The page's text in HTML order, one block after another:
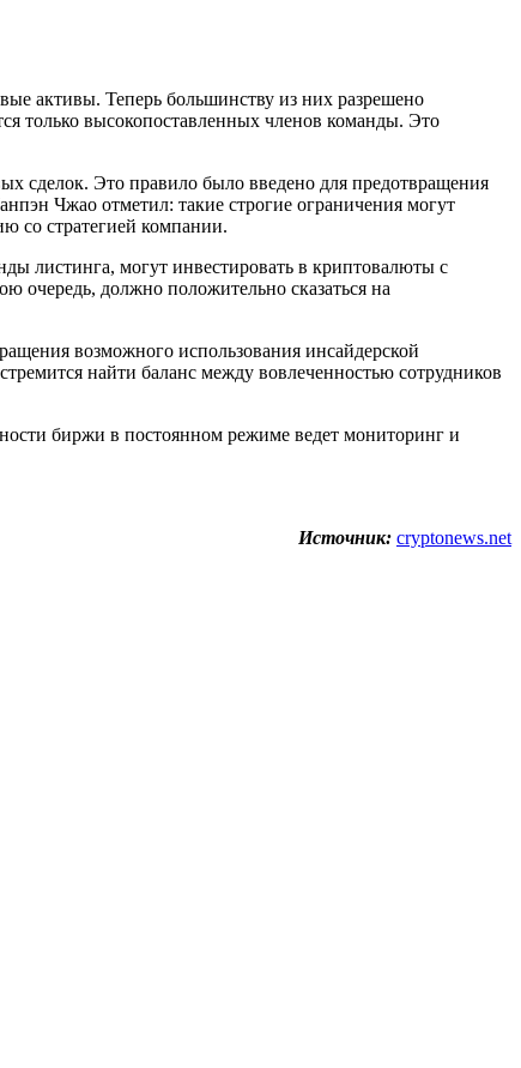
активы. Теперь большинству из них разрешено
только высокопоставленных членов команды. Это
сделок. Это правило было введено для предотвращения
Чжао отметил: такие строгие ограничения могут
со стратегией компании.
листинга, могут инвестировать в криптовалюты с
очередь, должно положительно сказаться на
возможного использования инсайдерской
найти баланс между вовлеченностью сотрудников
биржи в постоянном режиме ведет мониторинг и
Источник: cryptonews.net